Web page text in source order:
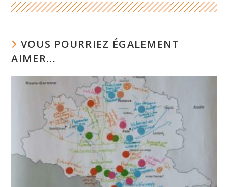
VOUS POURRIEZ ÉGALEMENT
AIMER...